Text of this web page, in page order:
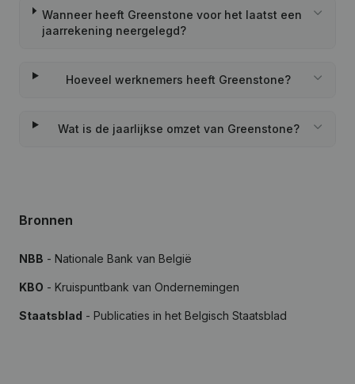
Wanneer heeft Greenstone voor het laatst een
jaarrekening neergelegd?
Hoeveel werknemers heeft Greenstone?
Wat is de jaarlijkse omzet van Greenstone?
Bronnen
NBB - Nationale Bank van België
KBO - Kruispuntbank van Ondernemingen
Staatsblad - Publicaties in het Belgisch Staatsblad